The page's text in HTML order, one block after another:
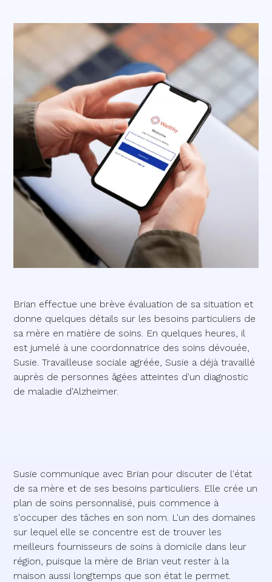
Brian effectue une brève évaluation de sa situation et
donne quelques détails sur les besoins particuliers de
sa mère en matière de soins. En quelques heures, il
est jumelé à une coordonnatrice des soins dévouée,
Susie. Travailleuse sociale agréée, Susie a déjà travaillé
auprès de personnes âgées atteintes d'un diagnostic
de maladie d'Alzheimer.
Susie communique avec Brian pour discuter de l'état
de sa mère et de ses besoins particuliers. Elle crée un
plan de soins personnalisé, puis commence à
s'occuper des tâches en son nom. L'un des domaines
sur lequel elle se concentre est de trouver les
meilleurs fournisseurs de soins à domicile dans leur
région, puisque la mère de Brian veut rester à la
maison aussi longtemps que son état le permet.